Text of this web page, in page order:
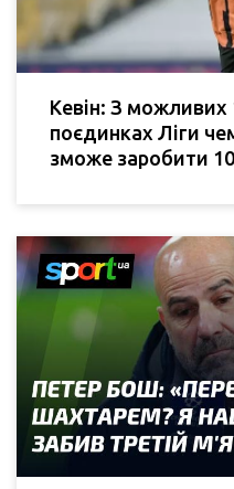
Кевін: З можливих
поєдинках Ліги
зможе заробити